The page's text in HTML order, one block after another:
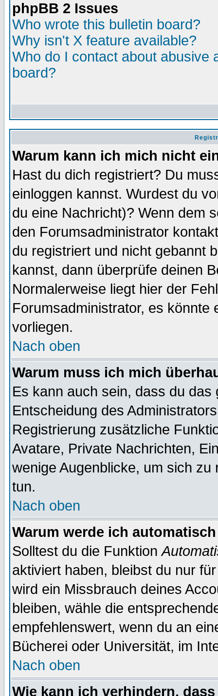
phpBB 2 Issues
Who wrote this bulletin board?
Why isn't X feature available?
Who do I contact about abusive
board?
Warum kann ich mich nicht
Hast du dich registriert? Du
einloggen kannst. Wurdest du
du eine Nachricht)? Wenn dem
den Forumsadministrator
du registriert und nicht gebannt
kannst, dann überprüfe deinen
Normalerweise liegt hier der
Forumsadministrator, es könnte
vorliegen.
Nach oben
Warum muss ich mich
Es kann auch sein, dass du
Entscheidung des
Registrierung zusätzliche
Avatare, Private Nachrichten,
wenige Augenblicke, um sich
tun.
Nach oben
Warum werde ich
Solltest du die Funktion
aktiviert haben, bleibst du nur
wird ein Missbrauch deines
bleiben, wähle die
empfehlenswert, wenn du an
Bücherei oder Universität, im
Nach oben
Wie kann ich verhindern,